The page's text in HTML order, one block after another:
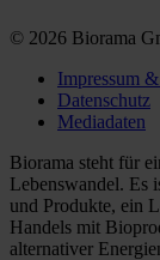
© 2026 Biorama
Impressum
Datenschutz
Mediadaten
Biorama steht für
Lebenswandel. Es
und Produkte, ein
Handels mit
alternativer